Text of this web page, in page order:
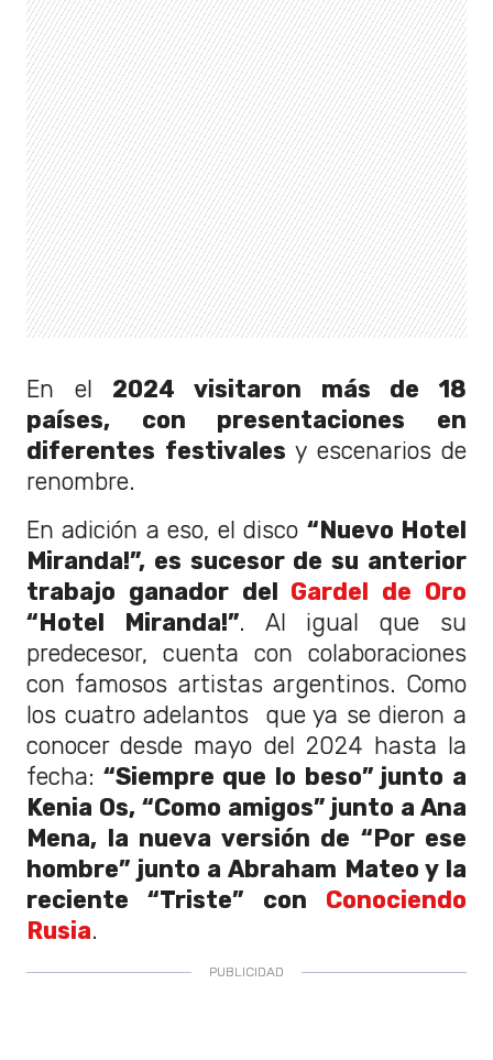
En el 2024 visitaron más de 18
países, con presentaciones en
diferentes festivales y escenarios de
renombre.
En adición a eso, el disco “Nuevo Hotel
Miranda!”, es sucesor de su anterior
trabajo ganador del Gardel de Oro
“Hotel Miranda!”. Al igual que su
predecesor, cuenta con colaboraciones
con famosos artistas argentinos. Como
los cuatro adelantos que ya se dieron a
conocer desde mayo del 2024 hasta la
fecha: “Siempre que lo beso” junto a
Kenia Os, “Como amigos” junto a Ana
Mena, la nueva versión de “Por ese
hombre” junto a Abraham Mateo y la
reciente “Triste” con Conociendo
Rusia.